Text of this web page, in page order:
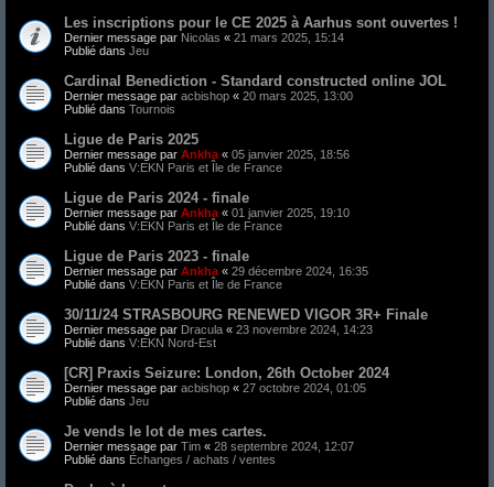
Les inscriptions pour le CE 2025 à Aarhus sont ouvertes !
Dernier message par Nicolas « 21 mars 2025, 15:14
Publié dans Jeu
Cardinal Benediction - Standard constructed online JOL
Dernier message par acbishop « 20 mars 2025, 13:00
Publié dans Tournois
Ligue de Paris 2025
Dernier message par Ankha « 05 janvier 2025, 18:56
Publié dans V:EKN Paris et Île de France
Ligue de Paris 2024 - finale
Dernier message par Ankha « 01 janvier 2025, 19:10
Publié dans V:EKN Paris et Île de France
Ligue de Paris 2023 - finale
Dernier message par Ankha « 29 décembre 2024, 16:35
Publié dans V:EKN Paris et Île de France
30/11/24 STRASBOURG RENEWED VIGOR 3R+ Finale
Dernier message par Dracula « 23 novembre 2024, 14:23
Publié dans V:EKN Nord-Est
[CR] Praxis Seizure: London, 26th October 2024
Dernier message par acbishop « 27 octobre 2024, 01:05
Publié dans Jeu
Je vends le lot de mes cartes.
Dernier message par Tim « 28 septembre 2024, 12:07
Publié dans Échanges / achats / ventes